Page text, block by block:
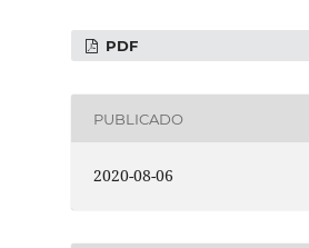
PDF
PUBLICADO
2020-08-06